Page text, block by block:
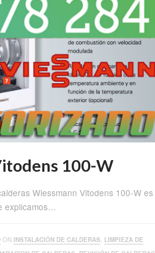
100-W
Wiessmann Vitodens 100-W es
explicamos…
ON INSTALACIÓN DE CALDERAS, LIMPIEZA DE